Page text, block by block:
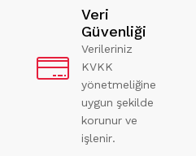
Veri
Güvenliği
Verileriniz
KVKK
yönetmeliğine
uygun şekilde
korunur ve
işlenir.